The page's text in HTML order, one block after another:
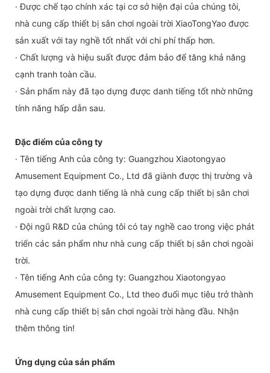
· Được chế tạo chính xác tại cơ sở hiện đại của chúng tôi,
nhà cung cấp thiết bị sân chơi ngoài trời XiaoTongYao được
sản xuất với tay nghề tốt nhất với chi phí thấp hơn.
· Chất lượng và hiệu suất được đảm bảo để tăng khả năng
cạnh tranh toàn cầu.
· Sản phẩm này đã tạo dựng được danh tiếng tốt nhờ những
tính năng hấp dẫn sau.
Đặc điểm của công ty
· Tên tiếng Anh của công ty: Guangzhou Xiaotongyao
Amusement Equipment Co., Ltd đã giành được thị trường và
tạo dựng được danh tiếng là nhà cung cấp thiết bị sân chơi
ngoài trời chất lượng cao.
· Đội ngũ R&D của chúng tôi có tay nghề cao trong việc phát
triển các sản phẩm như nhà cung cấp thiết bị sân chơi ngoài
trời.
· Tên tiếng Anh của công ty: Guangzhou Xiaotongyao
Amusement Equipment Co., Ltd theo đuổi mục tiêu trở thành
nhà cung cấp thiết bị sân chơi ngoài trời hàng đầu. Nhận
thêm thông tin!
Ứng dụng của sản phẩm